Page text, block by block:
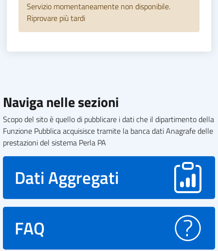
Servizio momentaneamente non disponibile.
Riprovare più tardi
Naviga nelle sezioni
Scopo del sito è quello di pubblicare i dati che il dipartimento della
Funzione Pubblica acquisisce tramite la banca dati Anagrafe delle
prestazioni del sistema Perla PA
Dati Aggregati
FAQ